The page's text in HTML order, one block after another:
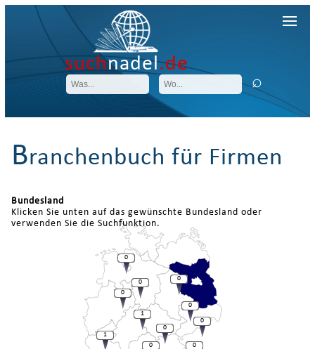
suchnadel.de
Branchenbuch für Firmen
Bundesland
Klicken Sie unten auf das gewünschte Bundesland oder
verwenden Sie die Suchfunktion.
0
0
1
0
0
0
0
0
0
1
0